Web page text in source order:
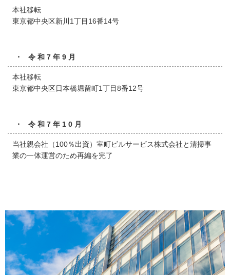
本社移転
東京都中央区新川1丁目16番14号
・ 令和7年9月
本社移転
東京都中央区日本橋堀留町1丁目8番12号
・ 令和7年10月
当社親会社（100％出資）室町ビルサービス株式会社と清掃事
業の一体運営のため再編を完了